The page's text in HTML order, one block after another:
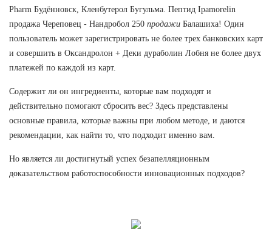
Pharm Будённовск, Кленбутерол Бугульма. Пептид Ipamorelin
продажа Череповец - Нандробол 250 продажи Балашиха! Один
пользователь может зарегистрировать не более трех банковских карт
и совершить в Оксандролон + Деки дураболин Лобня не более двух
платежей по каждой из карт.
Содержит ли он ингредиенты, которые вам подходят и
действительно помогают сбросить вес? Здесь представлены
основные правила, которые важны при любом методе, и даются
рекомендации, как найти то, что подходит именно вам.
Но является ли достигнутый успех безапелляционным
доказательством работоспособности инновационных подходов?